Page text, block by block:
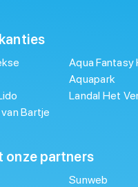
Bartje
Aqua Fantasy
Aquapark
Landal Het
onze partners
Sunweb